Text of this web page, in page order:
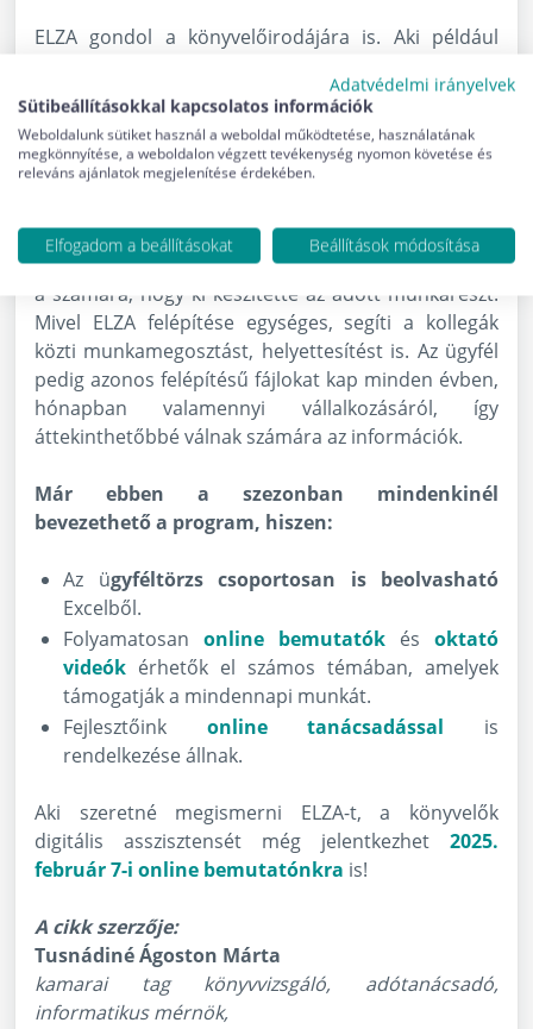
ELZA gondol a könyvelőirodájára is. Aki például
gyakorisággal a megbízási díjakat a számlázással
foglalkozó kollegái részére, annak érdemes a
szerződés nyilvántartót használnia,ahová már
nem csak forint, hanem deviza díjakat is tudunk
programmal könnyen ellenőrizheti melyik feladat
készült el, vagy van még folyamatban és az is látszik
a számára, hogy ki készítette az adott munkarészt.
Mivel ELZA felépítése egységes, segíti a kollegák
közti munkamegosztást, helyettesítést is. Az ügyfél
pedig azonos felépítésű fájlokat kap minden évben,
hónapban valamennyi vállalkozásáról, így
áttekinthetőbbé válnak számára az információk.
Már ebben a szezonban mindenkinél
bevezethető a program, hiszen:
Az ügyféltörzs csoportosan is beolvasható
Excelből.
Folyamatosan online bemutatók és oktató
videók érhetők el számos témában, amelyek
támogatják a mindennapi munkát.
Fejlesztőink online tanácsadással is
rendelkezése állnak.
Aki szeretné megismerni ELZA-t, a könyvelők
digitális asszisztensét még jelentkezhet 2025.
február 7-i online bemutatónkra is!
A cikk szerzője:
Tusnádiné Ágoston Márta
kamarai tag könyvvizsgáló, adótanácsadó,
informatikus mérnök,
Adatvédelmi irányelvek
Sütibeállításokkal kapcsolatos információk
Weboldalunk sütiket használ a weboldal működtetése, használatának
megkönnyítése, a weboldalon végzett tevékenység nyomon követése és
releváns ajánlatok megjelenítése érdekében.
Elfogadom a beállításokat Beállítások módosítása